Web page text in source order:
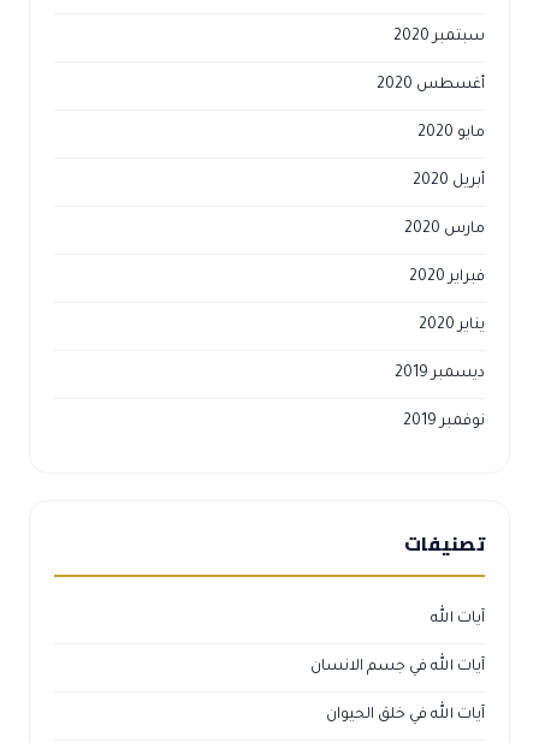
سبتمبر 2020
أغسطس 2020
مايو 2020
أبريل 2020
مارس 2020
فبراير 2020
يناير 2020
ديسمبر 2019
نوفمبر 2019
تصنيفات
آيات الله
آيات الله في جسم الانسان
آيات الله في خلق الحيوان